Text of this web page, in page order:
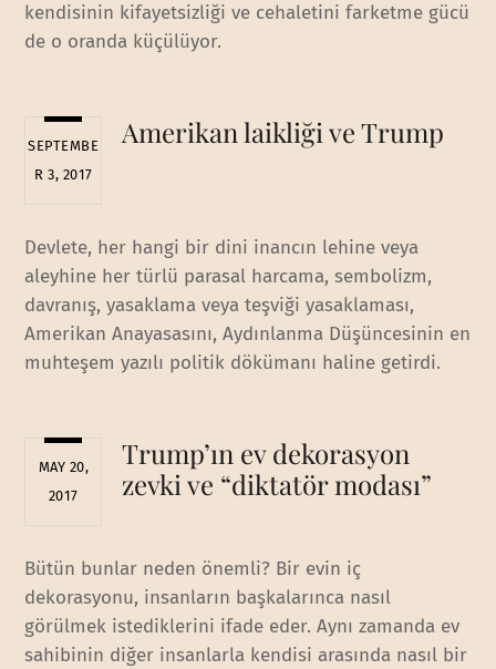
kendisinin kifayetsizliği ve cehaletini farketme gücü
de o oranda küçülüyor.
SEPTEMBE
R 3, 2017
Amerikan laikliği ve Trump
Devlete, her hangi bir dini inancın lehine veya
aleyhine her türlü parasal harcama, sembolizm,
davranış, yasaklama veya teşviği yasaklaması,
Amerikan Anayasasını, Aydınlanma Düşüncesinin en
muhteşem yazılı politik dökümanı haline getirdi.
MAY 20,
2017
Trump’ın ev dekorasyon
zevki ve “diktatör modası”
Bütün bunlar neden önemli? Bir evin iç
dekorasyonu, insanların başkalarınca nasıl
görülmek istediklerini ifade eder. Aynı zamanda ev
sahibinin diğer insanlarla kendisi arasında nasıl bir